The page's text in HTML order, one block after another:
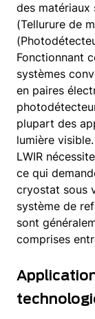
des matériaux
(Tellurure de
Fonctionnant
systèmes
en paires
plupart des
lumière
LWIR
ce qui
cryostat sous
système de
sont
comprises